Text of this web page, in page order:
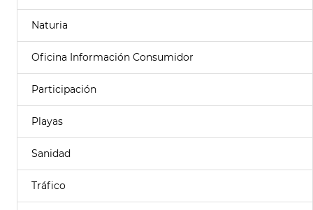
Naturia
Oficina Información Consumidor
Participación
Playas
Sanidad
Tráfico